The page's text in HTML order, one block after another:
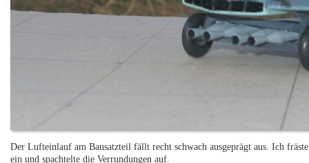
Der Lufteinlauf am Bausatzteil fällt recht schwach ausgeprägt aus. Ich
ein und spachtelte die Verrundungen auf.